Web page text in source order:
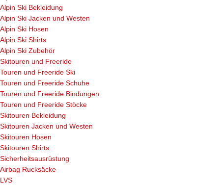
Alpin Ski Bekleidung
Alpin Ski Jacken und Westen
Alpin Ski Hosen
Alpin Ski Shirts
Alpin Ski Zubehör
Skitouren und Freeride
Touren und Freeride Ski
Touren und Freeride Schuhe
Touren und Freeride Bindungen
Touren und Freeride Stöcke
Skitouren Bekleidung
Skitouren Jacken und Westen
Skitouren Hosen
Skitouren Shirts
Sicherheitsausrüstung
Airbag Rucksäcke
LVS